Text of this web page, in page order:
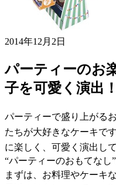
2014年12月2日
パーティーのお
子を可愛く演出！
パーティーで盛り上がる
たちが大好きなケーキで
に楽しく、可愛く演出し
“パーティーのおもてなし
まずは、お料理やケーキ